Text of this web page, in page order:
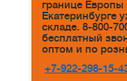
границе
Екатеринбурге
складе. 8-800-
бесплатный
оптом и по
+7-922-298-15-